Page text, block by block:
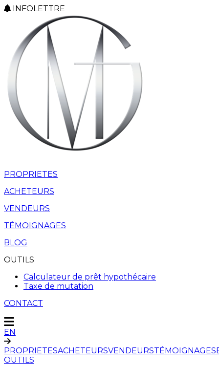
INFOLETTRE
PROPRIETES
ACHETEURS
VENDEURS
TÉMOIGNAGES
BLOG
OUTILS
Calculateur de prêt hypothécaire
Taxe de mutation
CONTACT
EN
PROPRIETESACHETEURSVENDEURSTÉMOIGNAGES
OUTILS